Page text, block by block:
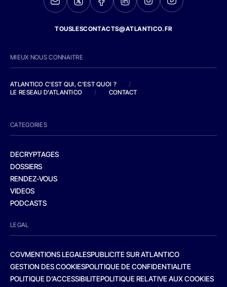
TOUSLESCONTACTS@ATLANTICO.FR
MIEUX NOUS CONNAITRE
ATLANTICO C'EST QUI, C'EST QUOI ?
/
LE RESEAU D'ATLANTICO
/ CONTACT
CATEGORIES
DECRYPTAGES
DOSSIERS
RENDEZ-VOUS
VIDEOS
PODCASTS
LEGAL
CGVMENTIONS LEGALESPUBLICITE SUR ATLANTICO
GESTION DES COOKIESPOLITIQUE DE CONFIDENTIALITE
POLITIQUE D’ACCESSIBILITEPOLITIQUE RELATIVE AUX COOKIES